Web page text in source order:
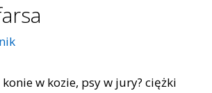
w kozie, psy w jury? ciężki